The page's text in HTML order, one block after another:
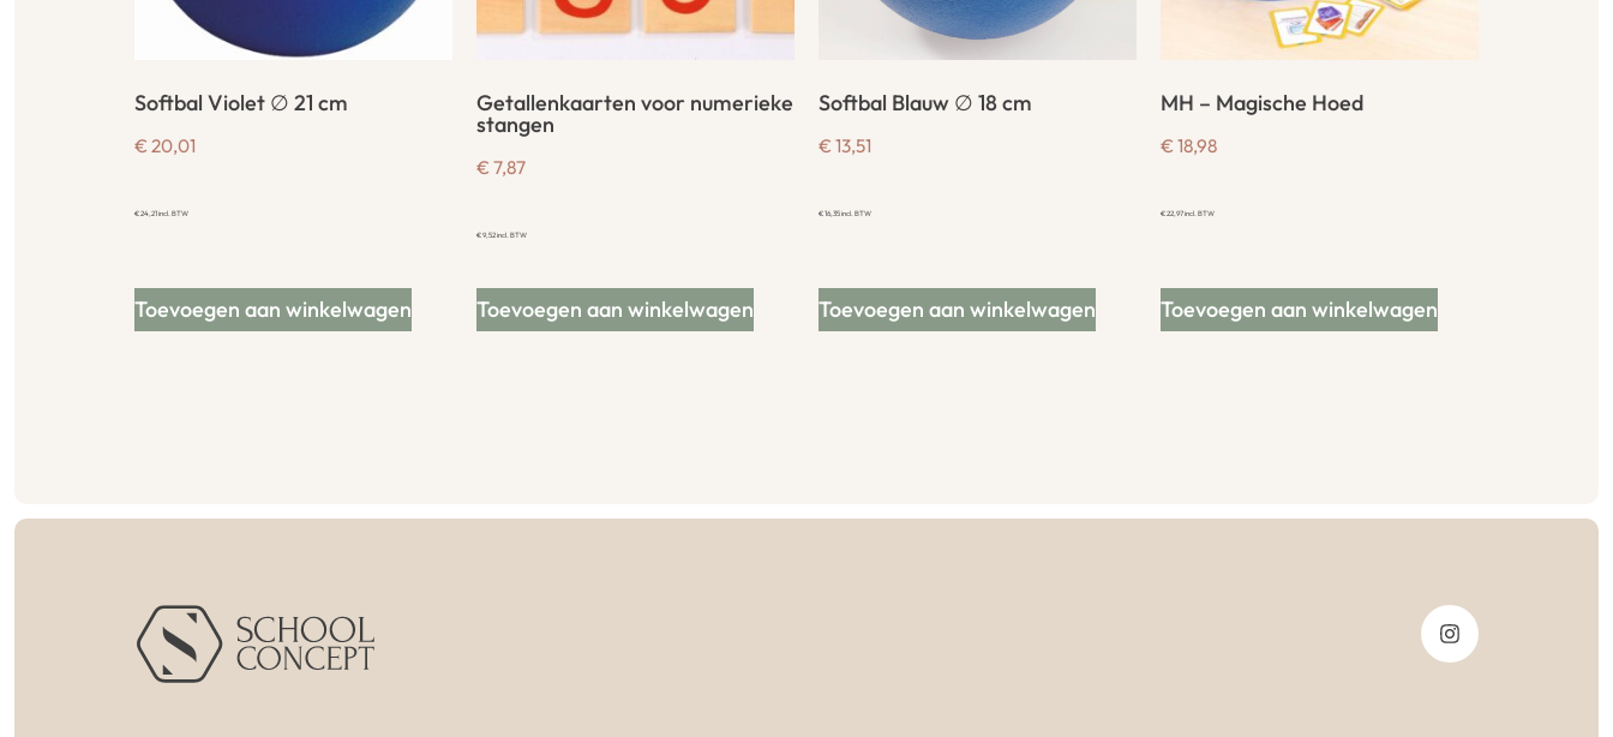
Softbal Violet ∅ 21 cm
€ 20,01
€24,21incl. BTW
Toevoegen aan winkelwagen
Getallenkaarten voor numerieke
stangen
€ 7,87
€9,52incl. BTW
Toevoegen aan winkelwagen
Softbal Blauw ∅ 18 cm
€ 13,51
€16,35incl. BTW
Toevoegen aan winkelwagen
MH – Magische Hoed
€ 18,98
€22,97incl. BTW
Toevoegen aan winkelwagen